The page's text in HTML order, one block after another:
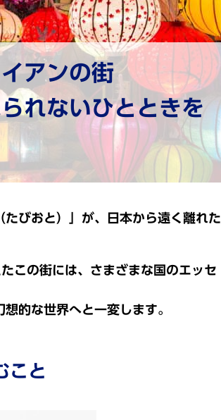
アンの街
れないひとときを
びおと）」が、日本から遠く離れた
この街には、さまざまな国のエッセ
的な世界へと一変します。
こと